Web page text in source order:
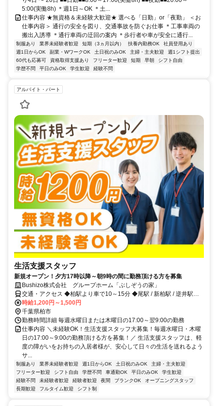
5:00(実働8h) ＊週1日～OK ＊土...
仕事内容 ★無資格＆未経験大歓迎★ 選べる「日勤」or「夜勤」 ＜お
仕事内容＞ 通行の安全を図り、交通事故を防ぐお仕事 ＊工事車両の
搬出入誘導 ＊通行車両の迂回の案内 ＊歩行者や車が安全に通行...
制服あり 業界未経験者歓迎 短期（3ヵ月以内） 扶養内勤務OK
社員登用あり
週1日からOK
副業・WワークOK 土日祝のみOK 主婦・主夫歓迎
週1シフト提出
60代も応募可
資格取得支援あり フリーター歓迎 短期 早朝
シフト自由
学歴不問
平日のみOK 学生歓迎 経験不問
アルバイト・パート
生活支援スタッフ
新規オープン！夕方17時以降～朝9時の間に勤務頂ける方を募集
Bushizo株式会社 グループホーム「ぶしぞうの家」
交通・アクセス ◆柏駅より車で10～15分 ◆尾駅 / 新柏駅 / 逆井駅よ
り車で10～15分
時給1,200円～1,500円
千葉県柏市
勤務時間詳細 毎週水曜日または木曜日の17:00～翌9:00の勤務
仕事内容 ＼未経験OK！生活支援スタッフ大募集！毎週水曜日・木曜
日の17:00～9:00の勤務頂ける方を募集！／ 生活支援スタッフは、軽
度の障がいをお持ちの入居者様が、安心して日々の生活を送れるよう
サ...
制服あり 業界未経験者歓迎 週1日からOK 土日祝のみOK
主婦・主夫歓迎
フリーター歓迎
シフト自由 学歴不問 車通勤OK 平日のみOK
学生歓迎
経験不問
未経験者歓迎 経験者歓迎 夜間 ブランクOK
オープニングスタッフ
長期歓迎
フルタイム歓迎 シフト制